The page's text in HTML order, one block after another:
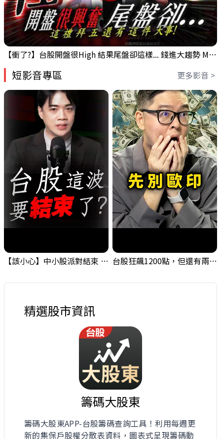
【衝了?】台股開盤很High 結果尾盤卻這樣... 錢進大趨勢 Mr.智霖 陳 2026/08/05
短影音專區 更多影音 >
【該小心】中小股派對結束 ? 關鍵訊號都指向... 台股狂飆1200點，但還有兩關沒過｜Mr.Jimmy高志銘 #台股 #期貨 #加權指數
精選股市資訊
籌碼大股東
籌碼大股東APP-台股籌碼查詢工具！利用每週更
新的集保戶股權分散表資料，圖表式呈現籌碼動